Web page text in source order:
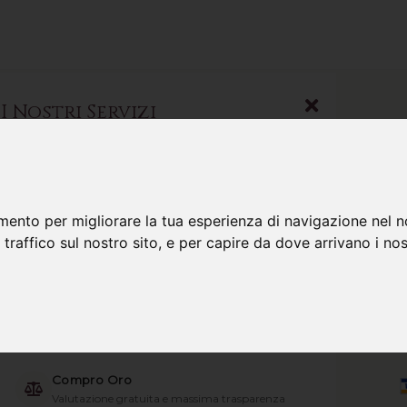
per migliorare la tua esperienza di navigazione nel
sul nostro sito, e per capire da dove arrivano i
I Nostri Servizi
Gioielli
Le migliori collezioni selezionate
Compro Oro
Valutazione gratuita e massima trasparenza